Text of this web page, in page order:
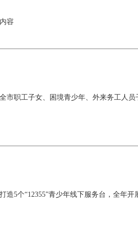
容
市职工子女、困境青少年、外来务工人
造5个“12355”青少年线下服务台，全年